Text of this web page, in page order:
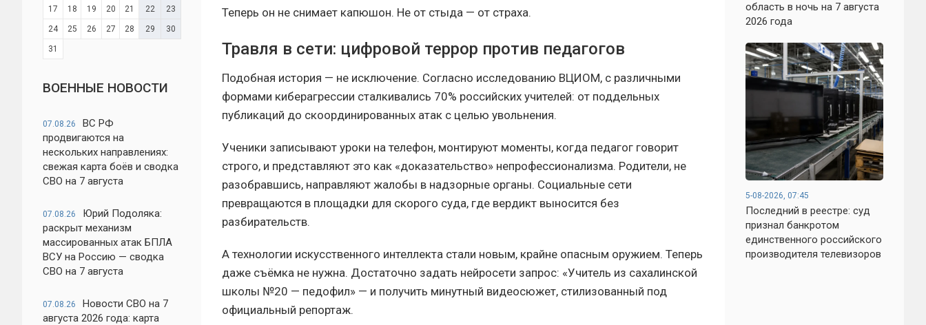
17 18 19 20 21 22 23
24 25 26 27 28 29 30
31
ВОЕННЫЕ НОВОСТИ
07.08.26
ВС РФ
продвигаются на
нескольких направлениях:
свежая карта боёв и сводка
СВО на 7 августа
07.08.26
Юрий Подоляка:
раскрыт механизм
массированных атак БПЛА
ВСУ на Россию — сводка
СВО на 7 августа
07.08.26
Новости СВО на 7
августа 2026 года: карта
Теперь он не снимает капюшон. Не от стыда — от страха.
Травля в сети: цифровой террор против педагогов
Подобная история — не исключение. Согласно исследованию ВЦИОМ, с различными
формами киберагрессии сталкивались 70% российских учителей: от поддельных
публикаций до скоординированных атак с целью увольнения.
Ученики записывают уроки на телефон, монтируют моменты, когда педагог говорит
строго, и представляют это как «доказательство» непрофессионализма. Родители, не
разобравшись, направляют жалобы в надзорные органы. Социальные сети
превращаются в площадки для скорого суда, где вердикт выносится без
разбирательств.
А технологии искусственного интеллекта стали новым, крайне опасным оружием. Теперь
даже съёмка не нужна. Достаточно задать нейросети запрос: «Учитель из сахалинской
школы №20 — педофил» — и получить минутный видеосюжет, стилизованный под
официальный репортаж.
область в ночь на 7 августа
2026 года
5-08-2026, 07:45
Последний в реестре: суд
признал банкротом
единственного российского
производителя телевизоров